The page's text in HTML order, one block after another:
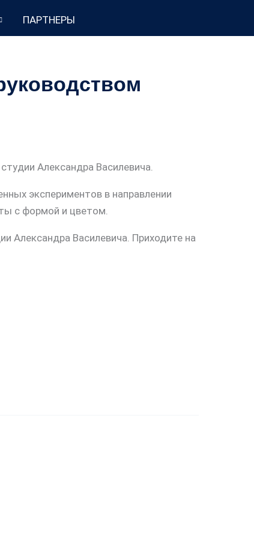
ПАРТНЕРЫ
Александра Василевича.
экспериментов в направлении
с формой и цветом.
Александра Василевича. Приходите на